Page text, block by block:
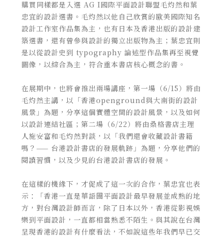
購買同樣都是入選 AG I國際平面設計聯盟​​毛灼然和葉
忠宜的設計選書。毛灼然以他自己欣賞的歐美國際知名
設計工作室作品集為主，也有日本及香港出版的設計建
築選書，還有曾參與設計的獨立出版物為主；葉忠宜則
是以從設計史到 typography 論述型作品集再至視覺
圖像，以綜合為主，符合重本書店核心概念的書。
在展期中，也將會推出兩場講座，第一場（6/15）將由
毛灼然主講，以「香港openground與大南街的設計
風景」為題，分享這個實體空間的設計風景，以及如何
以設計連結社區；第二場（6/22）將由桑格書店主理
人施安富和毛灼然對談，以「我們還會收藏設計書籍
嗎？—— 台港設計書店的發展軌跡」為題，分享他們的
閱讀習慣，以及少見的台港設計書店的發展。
在這樣的機緣下，才促成了這一次的合作，葉忠宜也表
示：「香港一直是華語圈平面設計最早發展並成熟的地
方，對台灣設計師而言，除了日本以外，香港從影視娛
樂到平面設計，一直都相當熟悉不陌生。與其說在台灣
呈現香港的設計有什麼看法，不如說這些年我們早已交